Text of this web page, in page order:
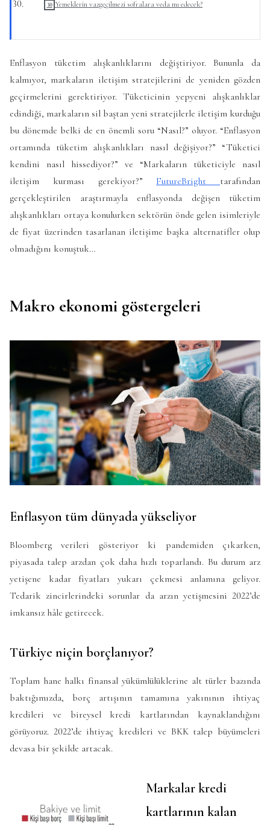
Yemeklerin vazgeçilmezi sofralara veda mı edecek?
Enflasyon tüketim alışkanlıklarını değiştiriyor. Bununla da
kalmıyor, markaların iletişim stratejilerini de yeniden gözden
geçirmelerini gerektiriyor. Tüketicinin yepyeni alışkanlıklar
edindiği, markaların sil baştan yeni stratejilerle iletişim kurduğu
bu dönemde belki de en önemli soru “Nasıl?” oluyor. “Enflasyon
ortamında tüketim alışkanlıkları nasıl değişiyor?” “Tüketici
kendini nasıl hissediyor?” ve “Markaların tüketiciyle nasıl
iletişim kurması gerekiyor?” FutureBright tarafından
gerçekleştirilen araştırmayla enflasyonda değişen tüketim
alışkanlıkları ortaya konulurken sektörün önde gelen isimleriyle
de fiyat üzerinden tasarlanan iletişime başka alternatifler olup
olmadığını konuştuk…
Makro ekonomi göstergeleri
Enflasyon tüm dünyada yükseliyor
Bloomberg verileri gösteriyor ki pandemiden çıkarken,
piyasada talep arzdan çok daha hızlı toparlandı. Bu durum arz
yetişene kadar fiyatları yukarı çekmesi anlamına geliyor.
Tedarik zincirlerindeki sorunlar da arzın yetişmesini 2022’de
imkansız hâle getirecek.
Türkiye niçin borçlanıyor?
Toplam hane halkı finansal yükümlülüklerine alt türler bazında
baktığımızda, borç artışının tamamına yakınının ihtiyaç
kredileri ve bireysel kredi kartlarından kaynaklandığını
görüyoruz. 2022’de ihtiyaç kredileri ve BKK talep büyümeleri
devasa bir şekilde artacak.
Markalar kredi
kartlarının kalan